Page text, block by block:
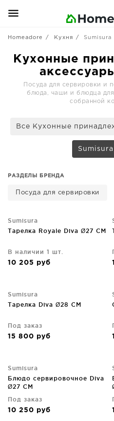
Homeadore Кухня Sumisura
Кухонные
Посуда для сервировки и
блюда, чаши и блюдца для
собранной
Все Кухонные
Sumisura
РАЗДЕЛЫ БРЕНДА
Посуда для сервировки
Sumisura
Тарелка Royale Diva Ø27 CM
В наличии 1 шт.
10 205 руб
Sumisura
Тарелка Diva Ø28 CM
Под заказ
15 800 руб
Sumisura
Блюдо сервировочное Diva
Ø27 CM
Под заказ
10 250 руб